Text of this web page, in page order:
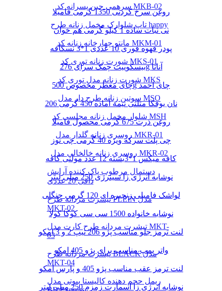
سرهمی جین پسرانه کد MKB-02
تاپ شلوارک مخمل زنانه طرح happy
مانتو چهارخانه زنانه کد MKM-01
شورت زنانه توری کد MKS-01
شورت زنانه مدل توری کد MKS
سوتین زنانه طرح دار مدل MSO
شلوار مخمل زنانه مجلسی کد MSH
روسری زنانه گلدار مدل MKR-01
روسری زنانه خالخالی مدل MKR-02
دستمال مرطوب پاک کننده آرایش
دافی 20 عددی
تیشرت مردانه طرح PLEIN مدل
MKT-02
تیشرت مردانه طرح کارت مدل MKT-
03
تیشرت مردانه طرح BLACK مدل
MKT-04
ریمل حجم دهنده کالیستا بیوتی مدل
روغن سرخ کردنی 1350 گرمی فامیلا
نی نبات ساده 1 کیلو گرمی هم خوان
پودر قهوه فوری 10 عددی 1*3 نسکافه
بیسکوییت چمک سرای 276g آناتا
چای معطر مخصوص 500g چای احمد
نان یوفکا مثلثی نیمه آماده 450 گرمی 206
روغن ذرت 675 گرمی محصول فامیلا
چی پلت سرکه ویژه 40 گرمی چی توز
کافه میکس 1*3بسته 12 عدد مولتی کافه
نوشابه انرژی زا سینرژی 250 میلی لیتر
لواشک فامیلی زنجیره ای 120 گرمی جنگلی
نوشابه خانواده 1500 سی سی کوکا کولا
لنت ترمز جلو مناسب پژو 206 تیپ 2 و 3 امکو
واتر پمپ مناسب برای پژو 405 امکو
لنت ترمز عقب مناسب پژو 405 و پارس امکو
نوشابه انرژی زا اسمارت زمزم 250 میلی لیتر